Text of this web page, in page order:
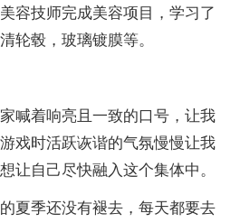
容技师完成美容项目，学习了
轮毂，玻璃镀膜等。
喊着响亮且一致的口号，让我
戏时活跃诙谐的气氛慢慢让我
让自己尽快融入这个集体中。
夏季还没有褪去，每天都要去